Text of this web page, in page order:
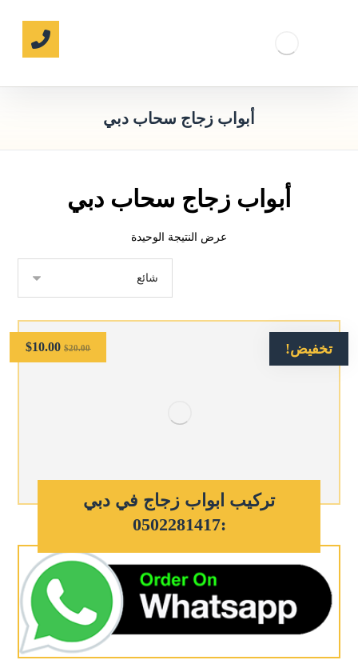
أبواب زجاج سحاب دبي
أبواب زجاج سحاب دبي
عرض النتيجة الوحيدة
تخفيض!
تركيب ابواب زجاج في دبي
:0502281417
$20.00
$10.00